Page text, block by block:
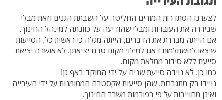
לצערנו הסתדרות המורים החליטה על השבתת הגנים וזאת מבלי
שביררה את העובדות ומבלי שהודיעה על כוונתה למינהל החינוך.
אם הייתה מבררת את הדברים, הייתה מגלה כי ראשית כל, הסייעות
שיצאו להשתלמות דאגו למילוי מקום טרם יציאתן. לא אושרה יציאת
סייעת ללא סידור ממלאת מקום.
כמו כן, לא נוידה סייעת שניה על ידי המוקד באף גן!
נויידו רק מתגברות, שהן סייעות אקסטרה הממומנות על ידי העירייה
ואינן מחוייבות על פי רפורמות משרד החינוך.